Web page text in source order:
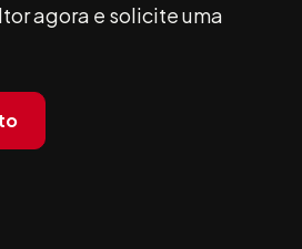
agora e solicite uma